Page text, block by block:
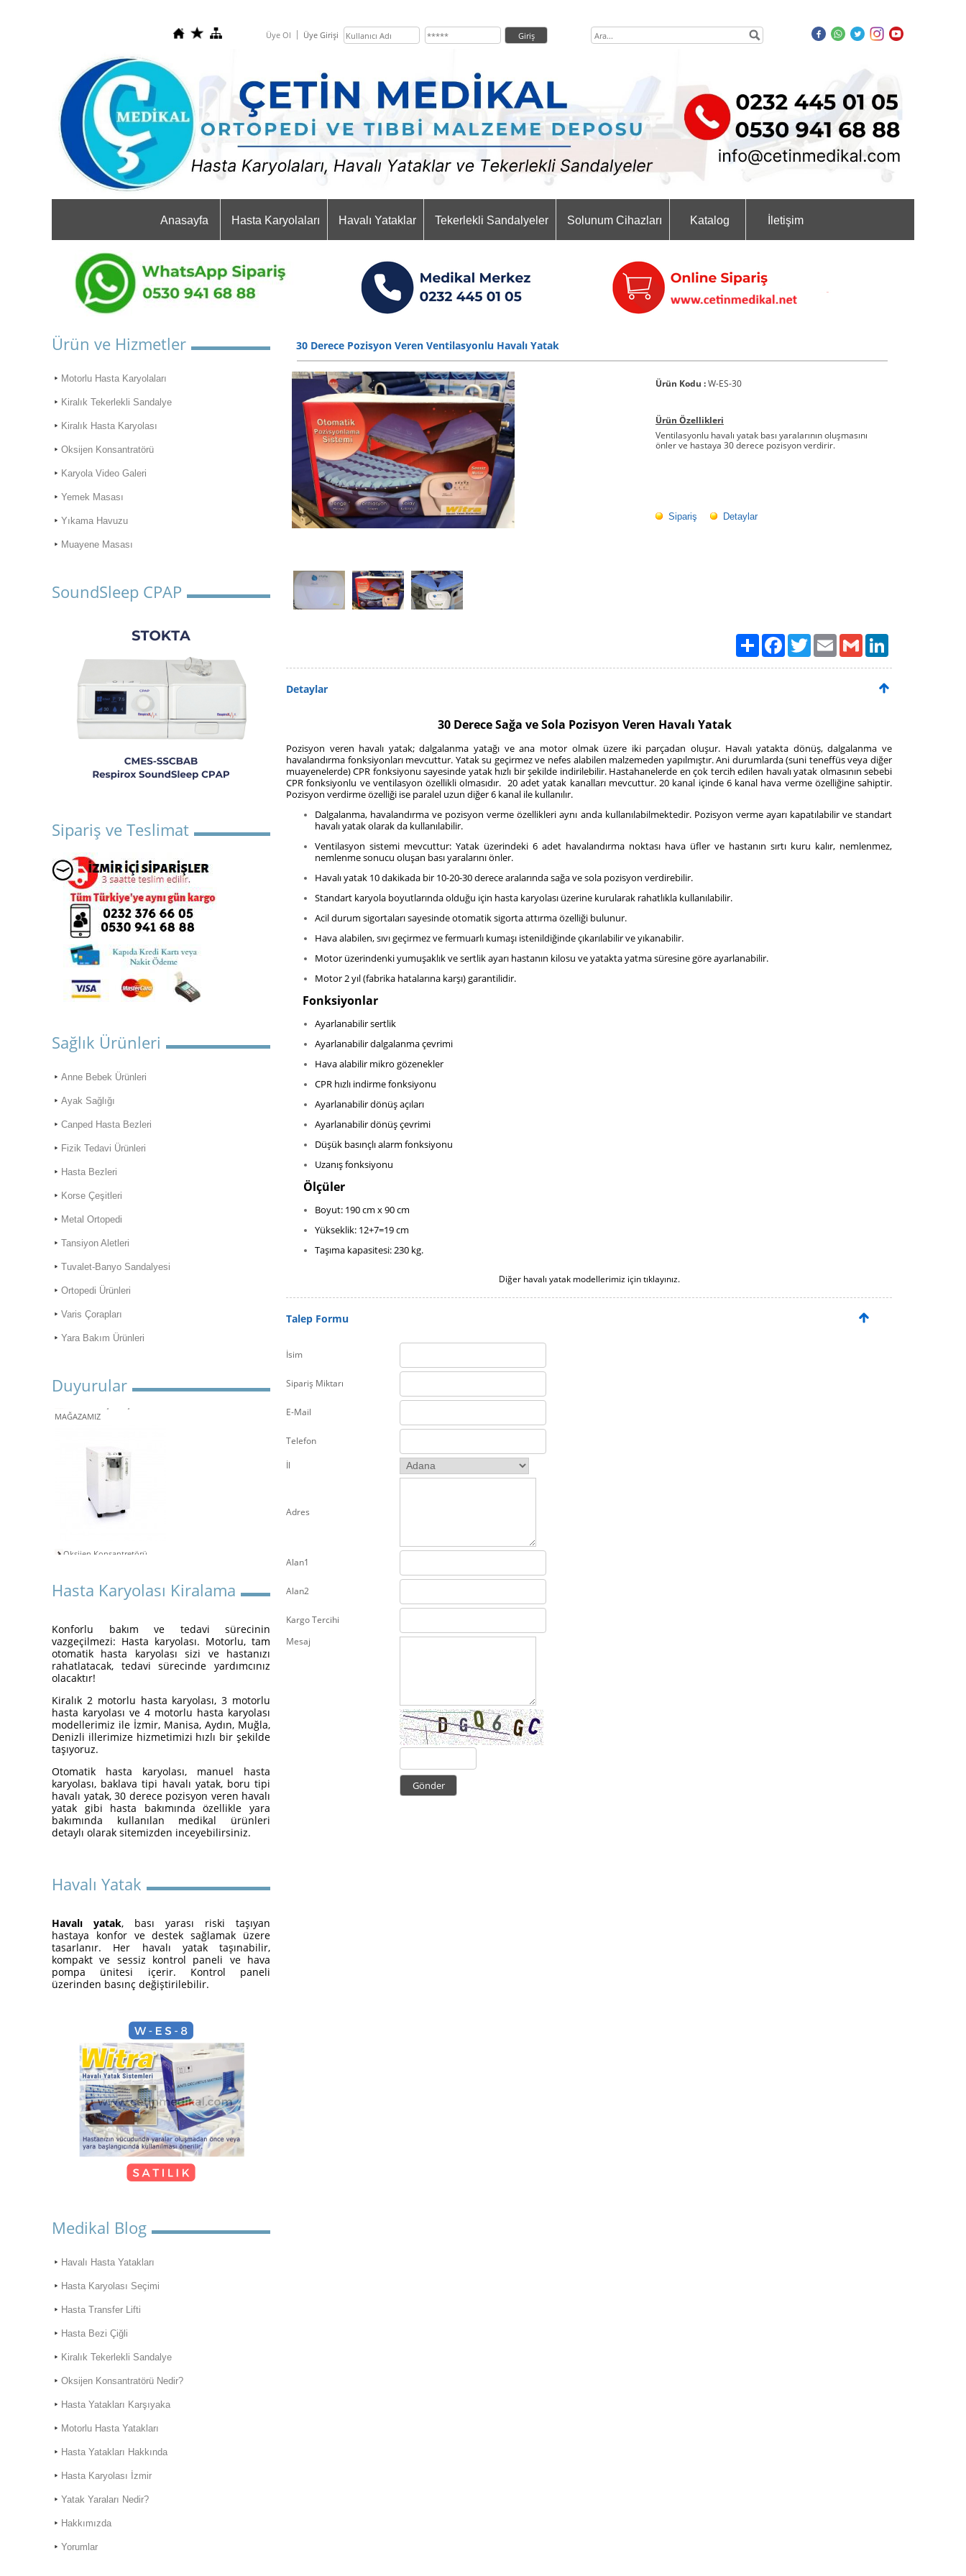
Üye Ol Üye Girişi
Anasayfa Hasta Karyolaları Havalı Yataklar Tekerlekli Sandalyeler Solunum Cihazları Katalog İletişim
Ürün ve Hizmetler
Motorlu Hasta Karyolaları
Kiralık Tekerlekli Sandalye
Kiralık Hasta Karyolası
Oksijen Konsantratörü
Karyola Video Galeri
Yemek Masası
Yıkama Havuzu
Muayene Masası
SoundSleep CPAP
Sipariş ve Teslimat
Sağlık Ürünleri
Anne Bebek Ürünleri
Ayak Sağlığı
Canped Hasta Bezleri
Fizik Tedavi Ürünleri
Hasta Bezleri
Korse Çeşitleri
Metal Ortopedi
Tansiyon Aletleri
Tuvalet-Banyo Sandalyesi
Ortopedi Ürünleri
Varis Çorapları
Yara Bakım Ürünleri
Duyurular
ONLİNE ALIŞVERİŞ
Kiralama
Öneme Sahip Bir Araç
İzmir Konak Hasta Yatağı
Kurulumları Devam Ediyor
Hasta Karyolası ve Havalı
Yatak Nasıl Kurulur?
Hasta Karyolası Güzelbahçe
SANDALYE
Kiralık Hasta Karyolası
Kiralık Hasta Karyolası
Hasta Karyolası Kiralama
Hizmeti
Hasta Karyolası Kiralama
Konforlu bakım ve tedavi sürecinin
vazgeçilmezi: Hasta karyolası. Motorlu, tam
otomatik hasta karyolası sizi ve hastanızı
rahatlatacak, tedavi sürecinde yardımcınız
olacaktır!
Kiralık 2 motorlu hasta karyolası, 3 motorlu
hasta karyolası ve 4 motorlu hasta karyolası
modellerimiz ile İzmir, Manisa, Aydın, Muğla,
Denizli illerimize hizmetimizi hızlı bir şekilde
taşıyoruz.
Otomatik hasta karyolası, manuel hasta
karyolası, baklava tipi havalı yatak, boru tipi
havalı yatak, 30 derece pozisyon veren havalı
yatak gibi hasta bakımında özellikle yara
bakımında kullanılan medikal ürünleri
detaylı olarak sitemizden inceyebilirsiniz.
Havalı Yatak
Havalı yatak, bası yarası riski taşıyan
hastaya konfor ve destek sağlamak üzere
tasarlanır. Her havalı yatak taşınabilir,
kompakt ve sessiz kontrol paneli ve hava
pompa ünitesi içerir. Kontrol paneli
üzerinden basınç değiştirilebilir.
Medikal Blog
Havalı Hasta Yatakları
Hasta Karyolası Seçimi
Hasta Transfer Lifti
Hasta Bezi Çiğli
Kiralık Tekerlekli Sandalye
Oksijen Konsantratörü Nedir?
Hasta Yatakları Karşıyaka
Motorlu Hasta Yatakları
Hasta Yatakları Hakkında
Hasta Karyolası İzmir
Yatak Yaraları Nedir?
Hakkımızda
Yorumlar
30 Derece Pozisyon Veren Ventilasyonlu Havalı Yatak
Ürün Kodu :W-ES-30
Ürün Özellikleri
Ventilasyonlu havalı yatak bası yaralarının oluşmasını
önler ve hastaya 30 derece pozisyon verdirir.
Sipariş Detaylar
Paylaş FacebookTwitter Email Gmail
Detaylar
30 Derece Sağa ve Sola Pozisyon Veren Havalı Yatak
Pozisyon veren havalı yatak; dalgalanma yatağı ve ana motor olmak üzere iki parçadan oluşur. Havalı yatakta dönüş, dalgalanma ve
havalandırma fonksiyonları mevcuttur. Yatak su geçirmez ve nefes alabilen malzemeden yapılmıştır. Ani durumlarda (suni teneffüs veya diğer
muayenelerde) CPR fonksiyonu sayesinde yatak hızlı bir şekilde indirilebilir. Hastahanelerde en çok tercih edilen havalı yatak olmasının sebebi
CPR fonksiyonlu ve ventilasyon özellikli olmasıdır. 20 adet yatak kanalları mevcuttur. 20 kanal içinde 6 kanal hava verme özelliğine sahiptir.
Pozisyon verdirme özelliği ise paralel uzun diğer 6 kanal ile kullanılır.
Dalgalanma, havalandırma ve pozisyon verme özellikleri aynı anda kullanılabilmektedir. Pozisyon verme ayarı kapatılabilir ve standart
havalı yatak olarak da kullanılabilir.
Ventilasyon sistemi mevcuttur: Yatak üzerindeki 6 adet havalandırma noktası hava üfler ve hastanın sırtı kuru kalır, nemlenmez,
nemlenme sonucu oluşan bası yaralarını önler.
Havalı yatak 10 dakikada bir 10-20-30 derece aralarında sağa ve sola pozisyon verdirebilir.
Standart karyola boyutlarında olduğu için hasta karyolası üzerine kurularak rahatlıkla kullanılabilir.
Acil durum sigortaları sayesinde otomatik sigorta attırma özelliği bulunur.
Hava alabilen, sıvı geçirmez ve fermuarlı kumaşı istenildiğinde çıkarılabilir ve yıkanabilir.
Motor üzerindenki yumuşaklık ve sertlik ayarı hastanın kilosu ve yatakta yatma süresine göre ayarlanabilir.
Motor 2 yıl (fabrika hatalarına karşı) garantilidir.
Fonksiyonlar
Ayarlanabilir sertlik
Ayarlanabilir dalgalanma çevrimi
Hava alabilir mikro gözenekler
CPR hızlı indirme fonksiyonu
Ayarlanabilir dönüş açıları
Ayarlanabilir dönüş çevrimi
Düşük basınçlı alarm fonksiyonu
Uzanış fonksiyonu
Ölçüler
Boyut: 190 cm x 90 cm
Yükseklik: 12+7=19 cm
Taşıma kapasitesi: 230 kg.
Diğer havalı yatak modellerimiz içintıklayınız.
Talep Formu
İsim
Sipariş Miktarı
E-Mail
Telefon
İl
Adres
Alan1
Alan2
Kargo Tercihi
Mesaj